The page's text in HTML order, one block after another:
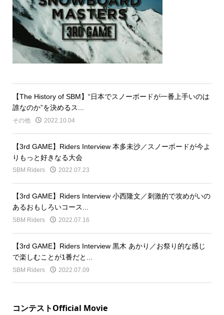
【The History of SBM】“日本でスノーボードが一番上手いのは
誰なのか”を決めるス...
その他 2022.10.04
【3rd GAME】Riders Interview 本多未沙／スノーボードが今よ
りもっと好きなる大会
SBM Riders 2022.07.23
【3rd GAME】Riders Interview 小西隆文／刺激的で攻めがいの
あるおもしろいコース...
SBM Riders 2022.07.16
【3rd GAME】Riders Interview 黒木 あかり／お祭り的な感じ
で楽しむことが1番だと...
SBM Riders 2022.07.09
コンテストOfficial Movie